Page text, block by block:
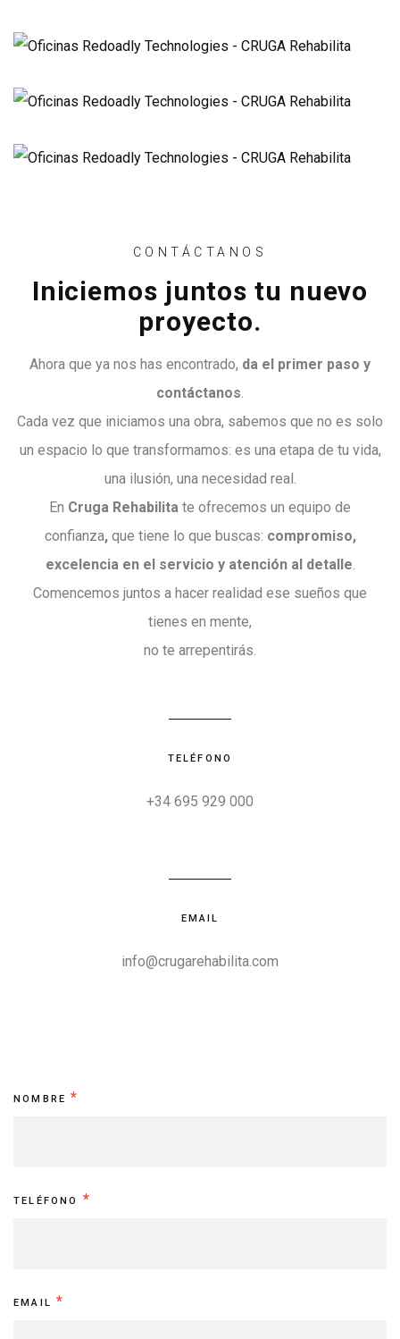
CONTÁCTANOS
Iniciemos juntos tu nuevo
proyecto.
Ahora que ya nos has encontrado, da el primer paso y
contáctanos
Cada vez que iniciamos una obra, sabemos que no es solo
un espacio lo que transformamos: es una etapa de tu vida,
una ilusión, una necesidad real.
En Cruga Rehabilita te ofrecemos un equipo de
confianza, que tiene lo que buscas: compromiso,
excelencia en el servicio y atención al detalle
Comencemos juntos a hacer realidad ese sueños que
tienes en mente,
no te arrepentirás.
TELÉFONO
+34 695 929 000
EMAIL
info@crugarehabilita.com
Contacto
NOMBRE*
TELÉFONO *
EMAIL*